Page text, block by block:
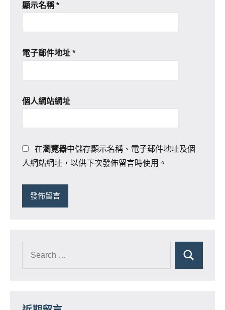
顯示名稱*
電子郵件地址 *
個人網站網址
在瀏覽器中儲存顯示名稱、電子郵件地址及個
人網站網址，以供下次發佈留言時使用。